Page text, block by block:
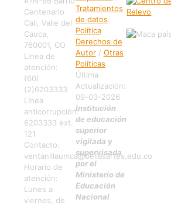
Centenario
Cali, Valle del
Cauca,
760001, CO
Linea de
atención:
(60)
(2)6203333
Línea
anticorrupción:
6203333 ext.
121
Contacto:
ventanillaunica@bellasartes.edu.co
Horario de
atención:
Lunes a
viernes, de
Tratamientos
de datos
Política
Derechos de
Autor/ Otras
Políticas
Última
Actualización:
09-03-2026
Institución
de educación
superior
vigilada y
supervisada
por el
Ministerio de
Educación
Nacional